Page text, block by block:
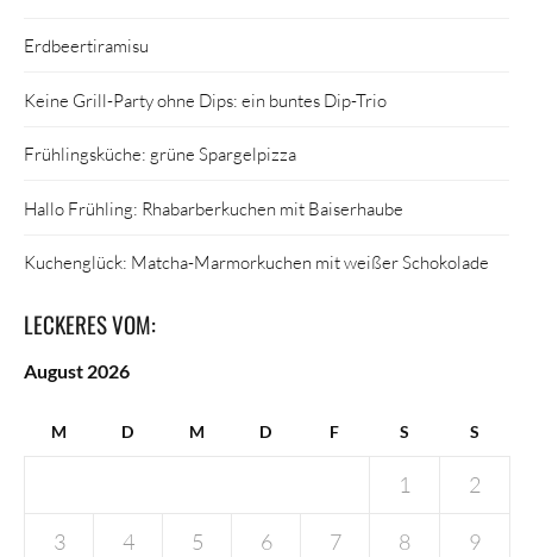
Erdbeertiramisu
Keine Grill-Party ohne Dips: ein buntes Dip-Trio
Frühlingsküche: grüne Spargelpizza
Hallo Frühling: Rhabarberkuchen mit Baiserhaube
Kuchenglück: Matcha-Marmorkuchen mit weißer Schokolade
LECKERES VOM:
August 2026
M D M D F S S
1 2
3 4 5 6 7 8 9